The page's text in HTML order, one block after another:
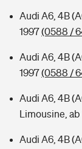
Audi A6, 4B
1997(0588 /
Audi A6, 4B
1997(0588 /
Audi A6, 4B
Limousine, ab
Audi A6, 4B